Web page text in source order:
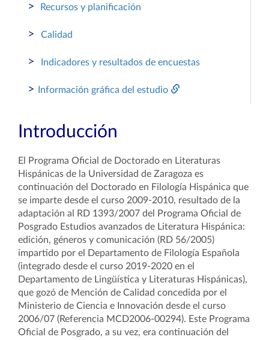
> Recursos y planificación
> Calidad
> Indicadores y resultados de encuestas
> Información gráfica del estudio
Introducción
El Programa Oficial de Doctorado en Literaturas
Hispánicas de la Universidad de Zaragoza es
continuación del Doctorado en Filología Hispánica que
se imparte desde el curso 2009-2010, resultado de la
adaptación al RD 1393/2007 del Programa Oficial de
Posgrado Estudios avanzados de Literatura Hispánica:
edición, géneros y comunicación (RD 56/2005)
impartido por el Departamento de Filología Española
(integrado desde el curso 2019-2020 en el
Departamento de Lingüística y Literaturas Hispánicas),
que gozó de Mención de Calidad concedida por el
Ministerio de Ciencia e Innovación desde el curso
2006/07 (Referencia MCD2006-00294). Este Programa
Oficial de Posgrado, a su vez, era continuación del